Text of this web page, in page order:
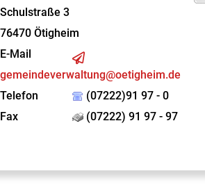
Schulstraße 3
76470 Ötigheim
E-Mail
gemeindeverwaltung@oetigheim.de
Telefon
(07222)91 97 - 0
Fax
(07222) 91 97 - 97